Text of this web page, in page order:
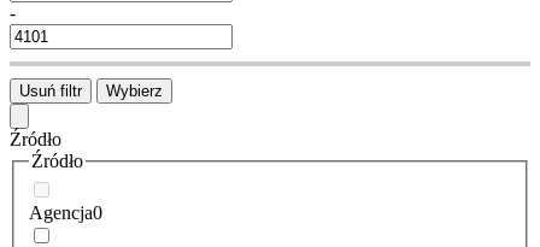
-
Usuń filtr Wybierz
Źródło
Źródło
Agencja0